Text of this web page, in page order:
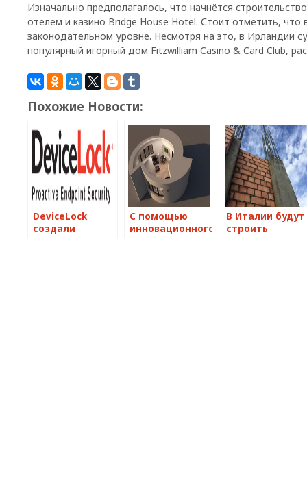
Изначально предполагалось, что начнётся
отелем и казино Bridge House Hotel. Стоит отметить,
законодательном уровне. Несмотря на это, в Ирландии
популярный игорный дом Fitzwilliam Casino & Card Club,
Похожие Новости:
DeviceLock
создали
С помощью
инновационного
В Италии будут
строить